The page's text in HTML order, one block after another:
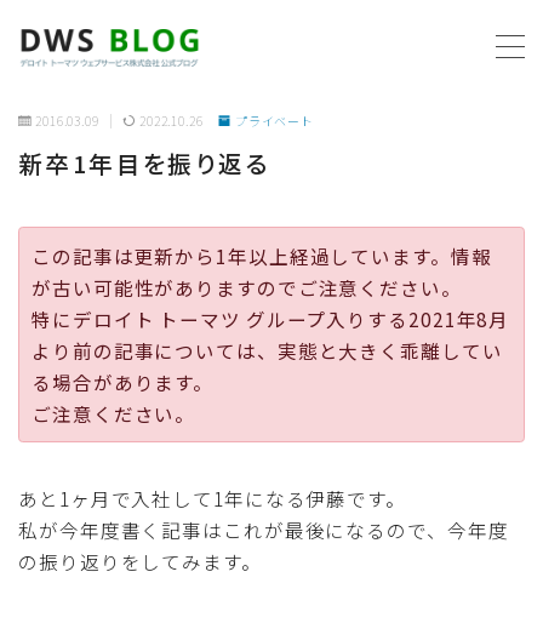
ホーム
AWS
プログラミング
ビジネス
社内制度
採用
2016.03.09 2022.10.26 プライベート
新卒1年目を振り返る
この記事は更新から1年以上経過しています。情報
が古い可能性がありますのでご注意ください。
特にデロイト トーマツ グループ入りする2021年8月
より前の記事については、実態と大きく乖離してい
る場合があります。
ご注意ください。
あと1ヶ月で入社して1年になる伊藤です。
私が今年度書く記事はこれが最後になるので、今年度
の振り返りをしてみます。